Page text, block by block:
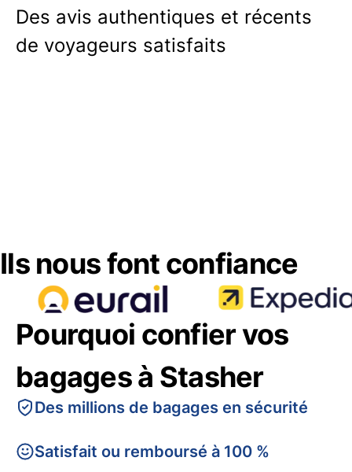
Des avis authentiques et récents
de voyageurs satisfaits
Ils nous font confiance
Pourquoi confier vos
bagages à Stasher
Des millions de bagages en sécurité
Satisfait ou remboursé à 100 %